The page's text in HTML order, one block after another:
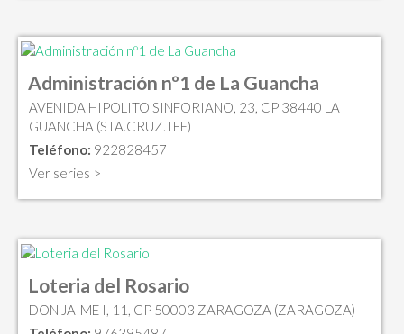
Administración nº1 de La Guancha
AVENIDA HIPOLITO SINFORIANO, 23, CP 38440 LA
GUANCHA (STA.CRUZ.TFE)
Teléfono: 922828457
Ver series >
Loteria del Rosario
DON JAIME I, 11, CP 50003 ZARAGOZA (ZARAGOZA)